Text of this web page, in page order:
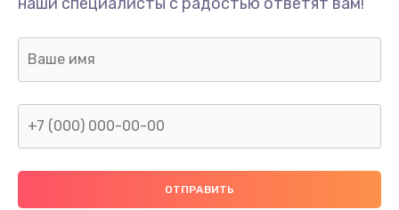
Замена пароблока
Замена бойлера
от 1500 руб.